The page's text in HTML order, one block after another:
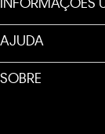
AJUDA
SOBRE